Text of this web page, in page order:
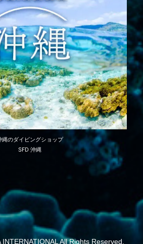
縄のダイビングショップ
SFD 沖縄
All Rights Reserved.